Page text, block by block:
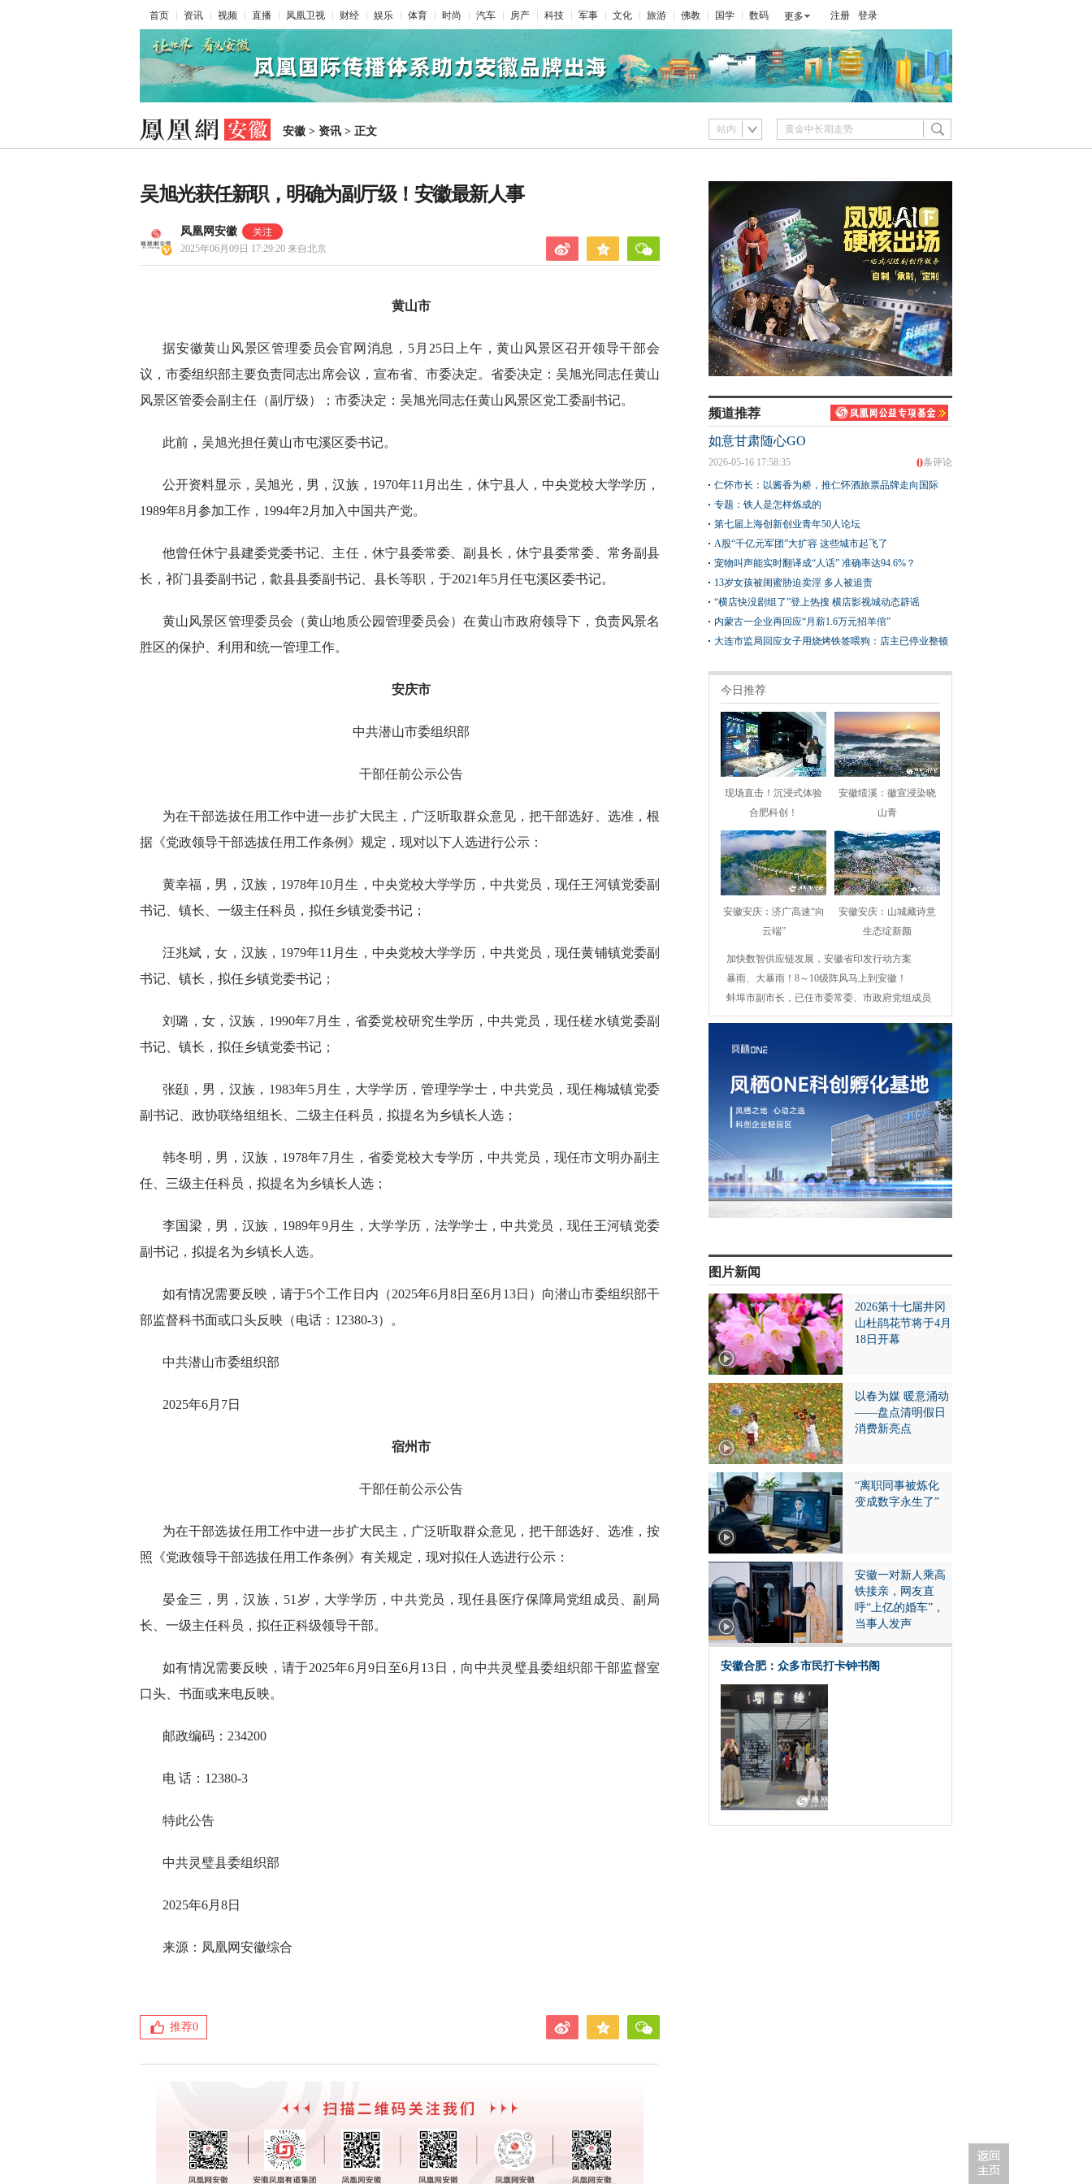
首页 资讯 视频 直播 凤凰卫视 财经 娱乐 体育 时尚 汽车 房产 科技 军事 文化 旅游 佛教 国学 数码 更多 注册 登录
安徽 > 资讯 > 正文 站内
吴旭光获任新职，明确为副厅级！安徽最新人事
凤凰网安徽
2025年06月09日 17:29:20 来自北京
黄山市
据安徽黄山风景区管理委员会官网消息，5月25日上午，黄山风景区召开领导干部会
议，市委组织部主要负责同志出席会议，宣布省、市委决定。省委决定：吴旭光同志任黄山
风景区管委会副主任（副厅级）；市委决定：吴旭光同志任黄山风景区党工委副书记。
此前，吴旭光担任黄山市屯溪区委书记。
公开资料显示，吴旭光，男，汉族，1970年11月出生，休宁县人，中央党校大学学历，
1989年8月参加工作，1994年2月加入中国共产党。
他曾任休宁县建委党委书记、主任，休宁县委常委、副县长，休宁县委常委、常务副县
长，祁门县委副书记，歙县县委副书记、县长等职，于2021年5月任屯溪区委书记。
黄山风景区管理委员会（黄山地质公园管理委员会）在黄山市政府领导下，负责风景名
胜区的保护、利用和统一管理工作。
安庆市
中共潜山市委组织部
干部任前公示公告
为在干部选拔任用工作中进一步扩大民主，广泛听取群众意见，把干部选好、选准，根
据《党政领导干部选拔任用工作条例》规定，现对以下人选进行公示：
黄幸福，男，汉族，1978年10月生，中央党校大学学历，中共党员，现任王河镇党委副
书记、镇长、一级主任科员，拟任乡镇党委书记；
汪兆斌，女，汉族，1979年11月生，中央党校大学学历，中共党员，现任黄铺镇党委副
书记、镇长，拟任乡镇党委书记；
刘璐，女，汉族，1990年7月生，省委党校研究生学历，中共党员，现任槎水镇党委副
书记、镇长，拟任乡镇党委书记；
张颋，男，汉族，1983年5月生，大学学历，管理学学士，中共党员，现任梅城镇党委
副书记、政协联络组组长、二级主任科员，拟提名为乡镇长人选；
韩冬明，男，汉族，1978年7月生，省委党校大专学历，中共党员，现任市文明办副主
任、三级主任科员，拟提名为乡镇长人选；
李国梁，男，汉族，1989年9月生，大学学历，法学学士，中共党员，现任王河镇党委
副书记，拟提名为乡镇长人选。
如有情况需要反映，请于5个工作日内（2025年6月8日至6月13日）向潜山市委组织部干
部监督科书面或口头反映（电话：12380-3）。
中共潜山市委组织部
2025年6月7日
宿州市
干部任前公示公告
为在干部选拔任用工作中进一步扩大民主，广泛听取群众意见，把干部选好、选准，按
照《党政领导干部选拔任用工作条例》有关规定，现对拟任人选进行公示：
晏金三，男，汉族，51岁，大学学历，中共党员，现任县医疗保障局党组成员、副局
长、一级主任科员，拟任正科级领导干部。
如有情况需要反映，请于2025年6月9日至6月13日，向中共灵璧县委组织部干部监督室
口头、书面或来电反映。
邮政编码：234200
电 话：12380-3
特此公告
中共灵璧县委组织部
2025年6月8日
来源：凤凰网安徽综合
推荐0
频道推荐
如意甘肃随心GO
0条评论
2026-05-16 17:58:35
仁怀市长：以酱香为桥，推仁怀酒旅票品牌走向国际
专题：铁人是怎样炼成的
第七届上海创新创业青年50人论坛
A股“千亿元军团”大扩容 这些城市起飞了
宠物叫声能实时翻译成“人话” 准确率达94.6%？
13岁女孩被闺蜜胁迫卖淫 多人被追责
“横店快没剧组了”登上热搜 横店影视城动态辟谣
内蒙古一企业再回应“月薪1.6万元招羊倌”
大连市监局回应女子用烧烤铁签喂狗：店主已停业整顿
今日推荐
现场直击！沉浸式体验
合肥科创！
安徽绩溪：徽宣浸染晓
山青
安徽安庆：济广高速“向
云端”
安徽安庆：山城藏诗意
生态绽新颜
加快数智供应链发展，安徽省印发行动方案
暴雨、大暴雨！8～10级阵风马上到安徽！
蚌埠市副市长，已任市委常委、市政府党组成员
图片新闻
2026第十七届井冈
山杜鹃花节将于4月
18日开幕
以春为媒 暖意涌动
——盘点清明假日
消费新亮点
“离职同事被炼化
变成数字永生了”
安徽一对新人乘高
铁接亲，网友直
呼“上亿的婚车”，
当事人发声
安徽合肥：众多市民打卡钟书阁